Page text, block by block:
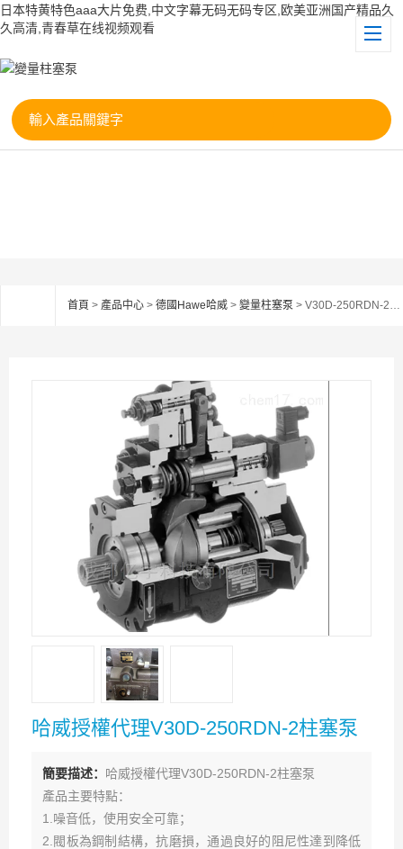
日本特黄特色aaa大片免费,中文字幕无码无码专区,欧美亚洲国产精品久
久高清,青春草在线视频观看
首頁 > 產品中心 > 德國Hawe哈威 > 變量柱塞泵 > V30D-250RDN-2-0-05-P-2哈威授權代理V30D-250RDN-2柱塞泵
哈威授權代理V30D-250RDN-2柱塞泵
簡要描述： 哈威授權代理V30D-250RDN-2柱塞泵
產品主要特點：
1.噪音低，使用安全可靠；
2.閥板為鋼制結構，抗磨損，通過良好的阻尼性達到降低